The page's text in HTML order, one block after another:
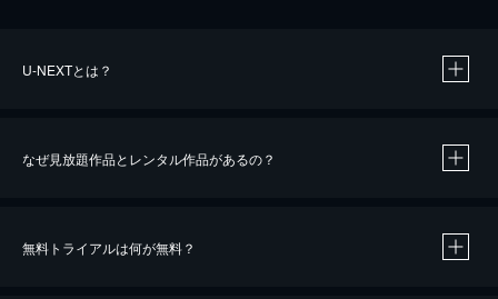
U-NEXTとは？
なぜ見放題作品とレンタル作品があるの？
無料トライアルは何が無料？